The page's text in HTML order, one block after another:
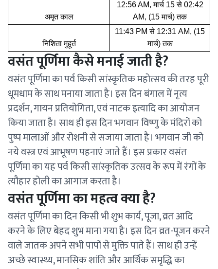
अमृत काल
12:56 AM, मार्च 15 से 02:42
AM, (15 मार्च) तक
निशिता मुहूर्त
11:43 PM से 12:31 AM, (15
मार्च) तक
वसंत पूर्णिमा कैसे मनाई जाती है?
वसंत पूर्णिमा का पर्व किसी सांस्कृतिक महोत्सव की तरह पूरी
धूमधाम के साथ मनाया जाता है। इस दिन बंगाल में नृत्य
प्रदर्शन, गायन प्रतियोगिता, एवं नाटक इत्यादि का आयोजन
किया जाता है। साथ ही इस दिन भगवान विष्णु के मंदिरों को
पुष्प मालाओं और रोशनी से सजाया जाता है। भगवान जी को
नये वस्त्र एवं आभूषण पहनाएं जाते हैं। इस प्रकार वसंत
पूर्णिमा का यह पर्व किसी सांस्कृतिक उत्सव के रूप में रंगों के
त्यौहार होली का आगाज करता है।
वसंत पूर्णिमा का महत्व क्या है?
वसंत पूर्णिमा का दिन किसी भी शुभ कार्य, पूजा, व्रत आदि
करने के लिए बेहद शुभ माना गया है। इस दिन व्रत-पूजन करने
वाले जातक अपने सभी पापों से मुक्ति पाते हैं। साथ ही उन्हें
अच्छे स्वास्थ्य, मानसिक शांति और आर्थिक समृद्धि का